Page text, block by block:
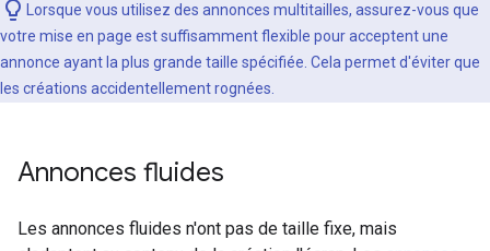
Lorsque vous utilisez des annonces multitailles, assurez-vous que
votre mise en page est suffisamment flexible pour acceptent une
annonce ayant la plus grande taille spécifiée. Cela permet d'éviter que
les créations accidentellement rognées.
Annonces fluides
Les annonces fluides n'ont pas de taille fixe, mais